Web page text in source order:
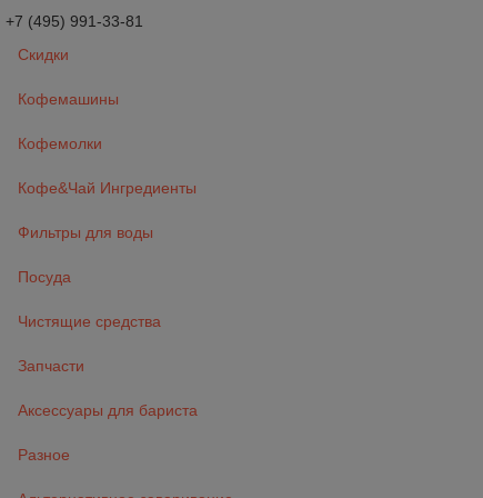
+7 (495) 991-33-81
Скидки
Кофемашины
Кофемолки
Кофе&Чай Ингредиенты
Фильтры для воды
Посуда
Чистящие средства
Запчасти
Аксессуары для бариста
Разное